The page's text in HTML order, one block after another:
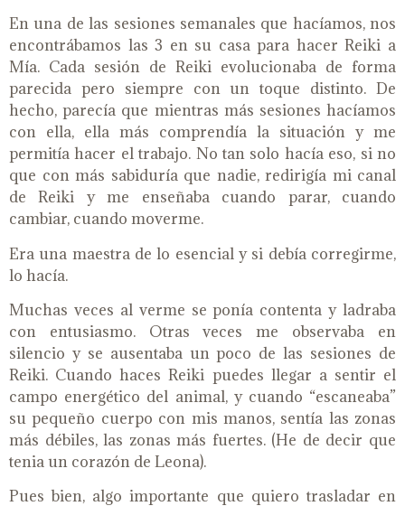
En una de las sesiones semanales que hacíamos, nos
encontrábamos las 3 en su casa para hacer Reiki a
Mía. Cada sesión de Reiki evolucionaba de forma
parecida pero siempre con un toque distinto. De
hecho, parecía que mientras más sesiones hacíamos
con ella, ella más comprendía la situación y me
permitía hacer el trabajo. No tan solo hacía eso, si no
que con más sabiduría que nadie, redirigía mi canal
de Reiki y me enseñaba cuando parar, cuando
cambiar, cuando moverme.
Era una maestra de lo esencial y si debía corregirme,
lo hacía.
Muchas veces al verme se ponía contenta y ladraba
con entusiasmo. Otras veces me observaba en
silencio y se ausentaba un poco de las sesiones de
Reiki. Cuando haces Reiki puedes llegar a sentir el
campo energético del animal, y cuando “escaneaba”
su pequeño cuerpo con mis manos, sentía las zonas
más débiles, las zonas más fuertes. (He de decir que
tenia un corazón de Leona).
Pues bien, algo importante que quiero trasladar en